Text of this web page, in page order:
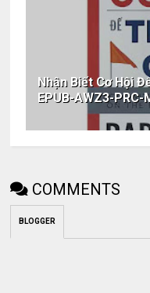
Nhận Biết Cơ Hội
EPUB-AWZ3-PRC-
COMMENTS
BLOGGER